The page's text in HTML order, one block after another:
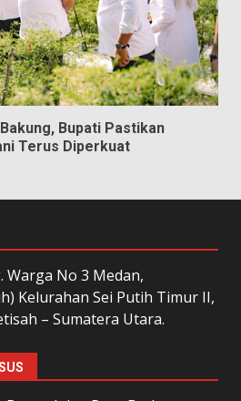
Bupati Pastikan
Terus Diperkuat
Warga No 3 Medan,
Kelurahan Sei Putih Timur II,
– Sumatera Utara.